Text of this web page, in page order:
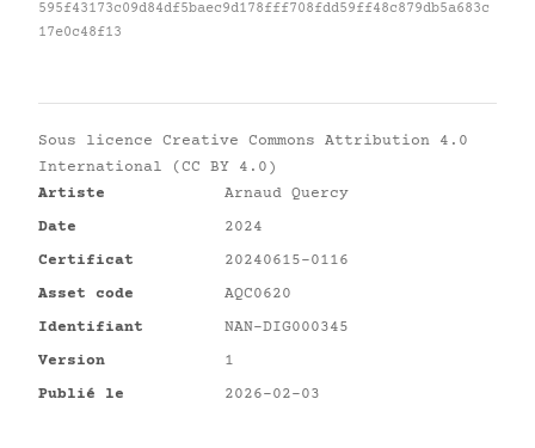
595f43173c09d84df5baec9d178fff708fdd59ff48c879db5a683c
17e0c48f13
Sous licence Creative Commons Attribution 4.0
International (CC BY 4.0)
Artiste
Arnaud Quercy
Date
2024
Certificat
20240615-0116
Asset code
AQC0620
Identifiant
NAN-DIG000345
Version
1
Publié le
2026-02-03